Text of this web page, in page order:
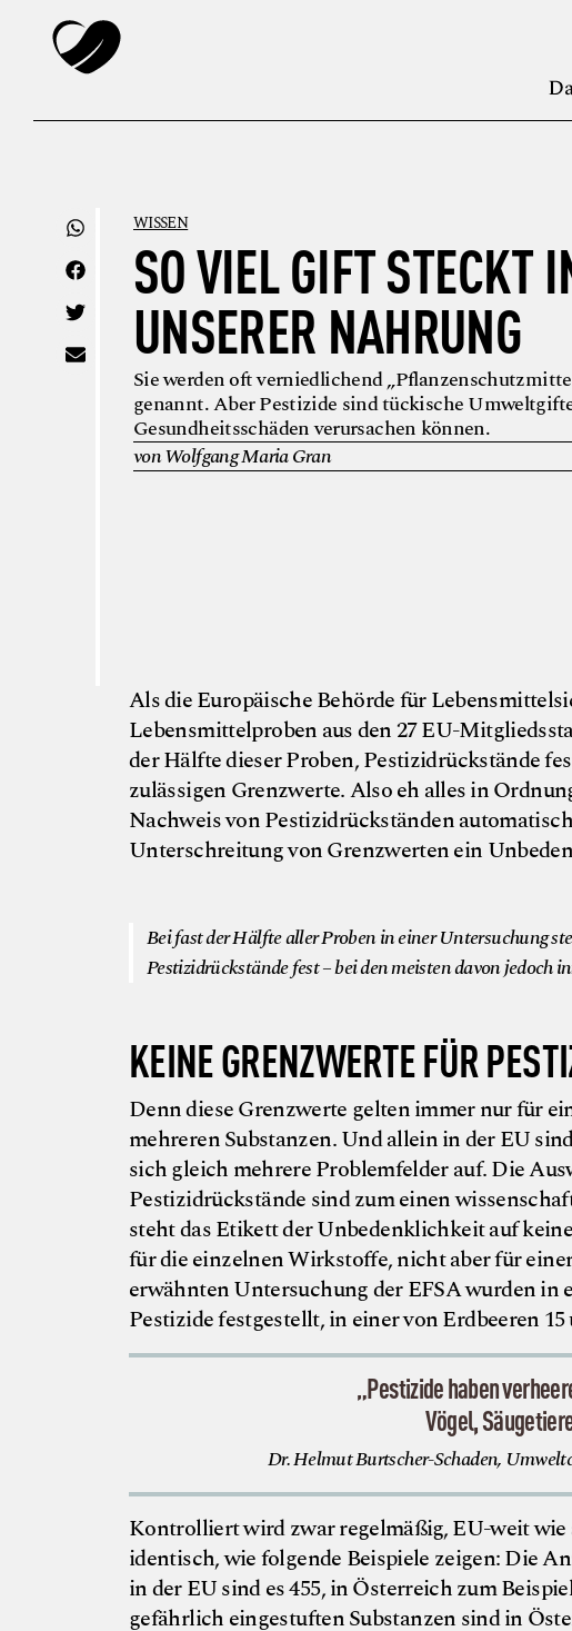
WISSEN
SO VIEL GIFT STECKT
UNSERER NAHRUNG
Sie werden oft verniedlichend
genannt. Aber Pestizide sind tückische
Gesundheitsschäden verursachen können.
von Wolfgang Maria Gran
Als die Europäische Behörde für
Lebensmittelproben aus den 27 EU-
der Hälfte dieser Proben, Pestizidrückstände
zulässigen Grenzwerte. Also eh alles in
Nachweis von Pestizidrückständen
Unterschreitung von Grenzwerten ein
Bei fast der Hälfte aller Proben in einer Untersuchung
Pestizidrückstände fest – bei den meisten davon jedoch
KEINE GRENZWERTE FÜR
Denn diese Grenzwerte gelten immer nur für
mehreren Substanzen. Und allein in der EU
sich gleich mehrere Problemfelder auf. Die
Pestizidrückstände sind zum einen
steht das Etikett der Unbedenklichkeit auf
für die einzelnen Wirkstoffe, nicht aber für
erwähnten Untersuchung der EFSA wurden in
Pestizide festgestellt, in einer von Erdbeeren
„Pestizide haben
Vögel,
Dr. Helmut Burtscher-Schaden,
Kontrolliert wird zwar regelmäßig, EU-weit
identisch, wie folgende Beispiele zeigen: Die
in der EU sind es 455, in Österreich zum
gefährlich eingestuften Substanzen sind in